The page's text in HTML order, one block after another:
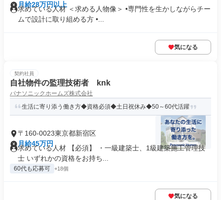
月給28万円以上
求めている人材 ＜求める人物像＞ •専門性を生かしながらチー
ムで設計に取り組める方 •...
気になる
契約社員
自社物件の監理技術者 knk
パナソニックホームズ株式会社
生活に寄り添う働き方◆資格必須◆土日祝休み◆50～60代活躍
〒160-0023東京都新宿区
月給45万円
求めている人材 【必須】 ・一級建築士、1級建築施工管理技
士 いずれかの資格をお持ち...
60代も応募可 +18個
気になる